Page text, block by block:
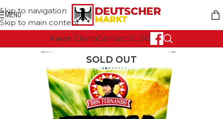
Skip to navigation
Skip to main content
MENU
Pareri ClientiContactBLOG
SOLD OUT